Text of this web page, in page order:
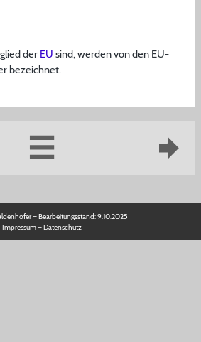
der EU sind, werden von den EU-
bezeichnet.
– Bearbeitungsstand:9.10.2025
Impressum–Datenschutz